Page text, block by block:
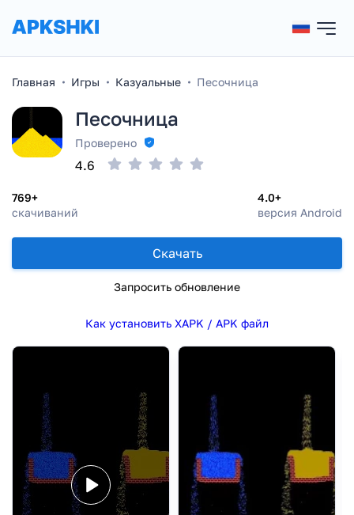
Главная Игры Казуальные Песочница
Песочница
Проверено
769+
скачиваний
4.0+
версия Android
4.6
Скачать
Запросить обновление
Как установить XAPK / APK файл